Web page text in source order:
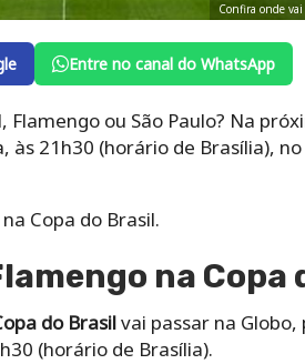
Confira onde
Entre no canal do WhatsApp
ou São Paulo? Na
21h30 (horário de Brasília),
Copa do Brasil.
na Copa
do Brasilvai passar na Globo,
(horário de Brasília).